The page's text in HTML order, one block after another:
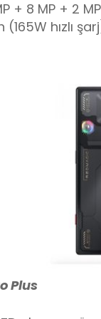
+ 8 MP + 2 MP
(165W hızlı
Plus